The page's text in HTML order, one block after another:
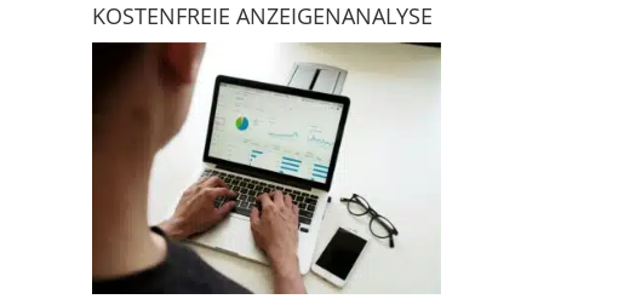
KOSTENFREIE ANZEIGENANALYSE